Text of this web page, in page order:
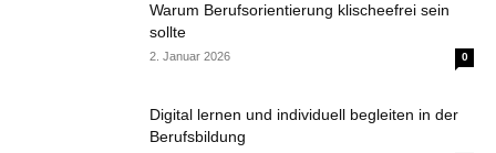
Warum Berufsorientierung klischeefrei sein
sollte
2. Januar 2026 0
Digital lernen und individuell begleiten in der
Berufsbildung